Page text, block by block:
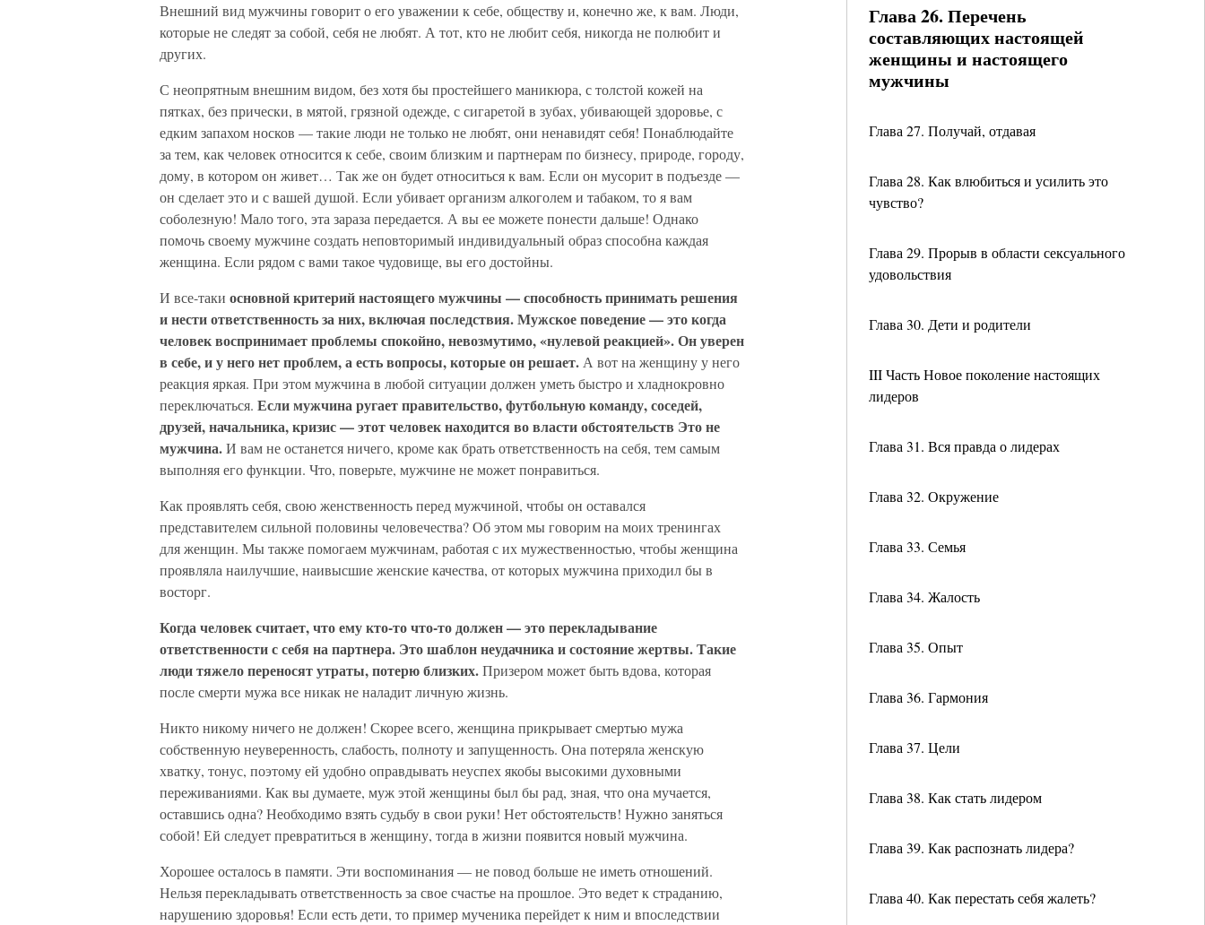
Глава 26. Перечень
составляющих настоящей
женщины и настоящего
мужчины
Глава 27. Получай, отдавая
Глава 28. Как влюбиться и усилить это
чувство?
Глава 29. Прорыв в области сексуального
удовольствия
Глава 30. Дети и родители
III Часть Новое поколение настоящих
лидеров
Глава 31. Вся правда о лидерах
Глава 32. Окружение
Глава 33. Семья
Глава 34. Жалость
Глава 35. Опыт
Глава 36. Гармония
Глава 37. Цели
Глава 38. Как стать лидером
Глава 39. Как распознать лидера?
Глава 40. Как перестать себя жалеть?
Внешний вид мужчины говорит о его уважении к себе, обществу и, конечно же, к вам. Люди,
которые не следят за собой, себя не любят. А тот, кто не любит себя, никогда не полюбит и
других.
С неопрятным внешним видом, без хотя бы простейшего маникюра, с толстой кожей на
пятках, без прически, в мятой, грязной одежде, с сигаретой в зубах, убивающей здоровье, с
едким запахом носков — такие люди не только не любят, они ненавидят себя! Понаблюдайте
за тем, как человек относится к себе, своим близким и партнерам по бизнесу, природе, городу,
дому, в котором он живет… Так же он будет относиться к вам. Если он мусорит в подъезде —
он сделает это и с вашей душой. Если убивает организм алкоголем и табаком, то я вам
соболезную! Мало того, эта зараза передается. А вы ее можете понести дальше! Однако
помочь своему мужчине создать неповторимый индивидуальный образ способна каждая
женщина. Если рядом с вами такое чудовище, вы его достойны.
И все-таки основной критерий настоящего мужчины — способность принимать решения
и нести ответственность за них, включая последствия. Мужское поведение — это когда
человек воспринимает проблемы спокойно, невозмутимо, «нулевой реакцией». Он уверен
в себе, и у него нет проблем, а есть вопросы, которые он решает. А вот на женщину у него
реакция яркая. При этом мужчина в любой ситуации должен уметь быстро и хладнокровно
переключаться. Если мужчина ругает правительство, футбольную команду, соседей,
друзей, начальника, кризис — этот человек находится во власти обстоятельств Это не
мужчина.И вам не останется ничего, кроме как брать ответственность на себя, тем самым
выполняя его функции. Что, поверьте, мужчине не может понравиться.
Как проявлять себя, свою женственность перед мужчиной, чтобы он оставался
представителем сильной половины человечества? Об этом мы говорим на моих тренингах
для женщин. Мы также помогаем мужчинам, работая с их мужественностью, чтобы женщина
проявляла наилучшие, наивысшие женские качества, от которых мужчина приходил бы в
восторг.
Когда человек считает, что ему кто-то что-то должен — это перекладывание
ответственности с себя на партнера. Это шаблон неудачника и состояние жертвы. Такие
люди тяжело переносят утраты, потерю близких.Призером может быть вдова, которая
после смерти мужа все никак не наладит личную жизнь.
Никто никому ничего не должен! Скорее всего, женщина прикрывает смертью мужа
собственную неуверенность, слабость, полноту и запущенность. Она потеряла женскую
хватку, тонус, поэтому ей удобно оправдывать неуспех якобы высокими духовными
переживаниями. Как вы думаете, муж этой женщины был бы рад, зная, что она мучается,
оставшись одна? Необходимо взять судьбу в свои руки! Нет обстоятельств! Нужно заняться
собой! Ей следует превратиться в женщину, тогда в жизни появится новый мужчина.
Хорошее осталось в памяти. Эти воспоминания — не повод больше не иметь отношений.
Нельзя перекладывать ответственность за свое счастье на прошлое. Это ведет к страданию,
нарушению здоровья! Если есть дети, то пример мученика перейдет к ним и впоследствии